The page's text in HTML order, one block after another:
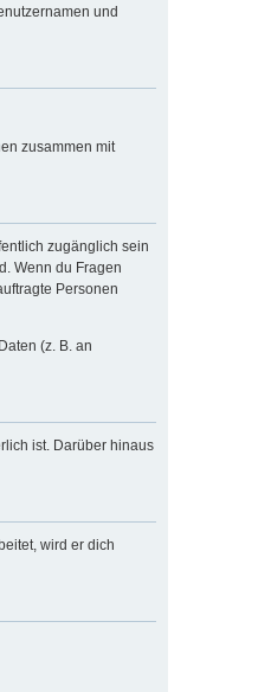
und
zusammen mit
zugänglich sein
Wenn du Fragen
Personen
(z. B. an
ist. Darüber hinaus
wird er dich